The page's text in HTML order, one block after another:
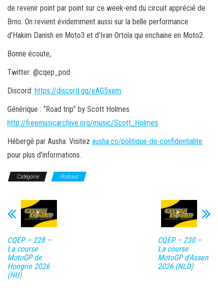
de revenir point par point sur ce week-end du circuit apprécié de
Brno. On revient évidemment aussi sur la belle performance
d’Hakim Danish en Moto3 et d’Ivan Ortola qui enchaine en Moto2.
Bonne écoute,
Twitter: @cqep_pod
Discord: https://discord.gg/eAG5xem
Générique : “Road trip” by Scott Holmes
http://freemusicarchive.org/music/Scott_Holmes
Hébergé par Ausha. Visitez ausha.co/politique-de-confidentialite
pour plus d’informations.
Catégorie Podcast
CQEP – 228 –
La course
MotoGP de
Hongrie 2026
(HU)
CQEP – 230 –
La course
MotoGP d’Assen
2026 (NLD)